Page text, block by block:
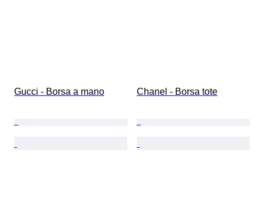
Gucci - Borsa a mano Chanel - Borsa tote